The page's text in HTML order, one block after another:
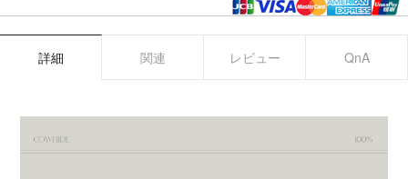
詳細 関連 レビュー QnA